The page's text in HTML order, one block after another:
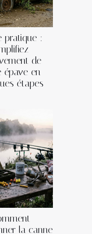
pratique :
de
épave en
étapes
la canne